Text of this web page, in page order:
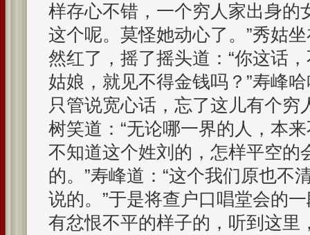
样存心不错，一个穷人家出身的
这个呢。莫怪她动心了。”秀姑
然红了，摇了摇头道：“你这话
姑娘，就见不得金钱吗？”寿峰
只管说宽心话，忘了这儿有个穷
树笑道：“无论哪一界的人，本
不知道这个姓刘的，怎样平空的
的。”寿峰道：“这个我们原也不
说的。”于是将查户口唱堂会的
有忿恨不平的样子的，听到这里